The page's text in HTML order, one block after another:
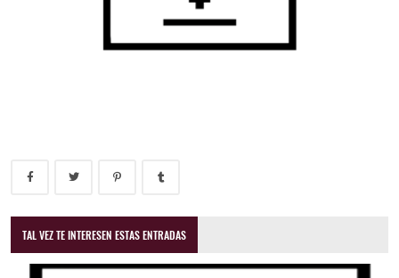
TAL VEZ TE INTERESEN ESTAS ENTRADAS